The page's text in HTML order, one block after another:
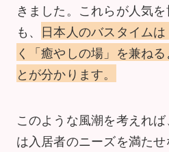
きました。これらが人気
も、 日本人のバスタイム
く「癒やしの場」を兼ね
とが分かります。
このような風潮を考えれ
は入居者のニーズを満た